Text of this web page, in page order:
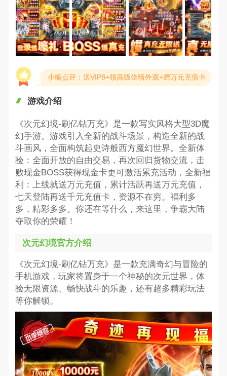
小编点评：送VIP8+领高级坐骑外观+赠万元充值卡
游戏介绍
《次元幻境-刷亿钻万充》是一款写实风格大型3D魔
幻手游。游戏引入全新的战斗场景，构造全新的战
斗画风，全面构筑起史诗般西方魔幻世界。全新体
验：全面开放的自由交易，再次回归货物交流，击
败现金BOSS获得现金卡更可激活累充活动，全新福
利：上线就送万元充值，累计活跃再送万元充值，
七天登陆再送千元充值卡，资源不在穷。福利多
多，精彩多多。你还在等什么，来这里，争霸大陆
夺取你的荣耀！
次元幻境官方介绍
《次元幻境-刷亿钻万充》是一款充满奇幻与冒险的
手机游戏，玩家将置身于一个神秘的次元世界，体
验无限资源、畅快战斗的乐趣，还有超多精彩玩法
等你解锁。